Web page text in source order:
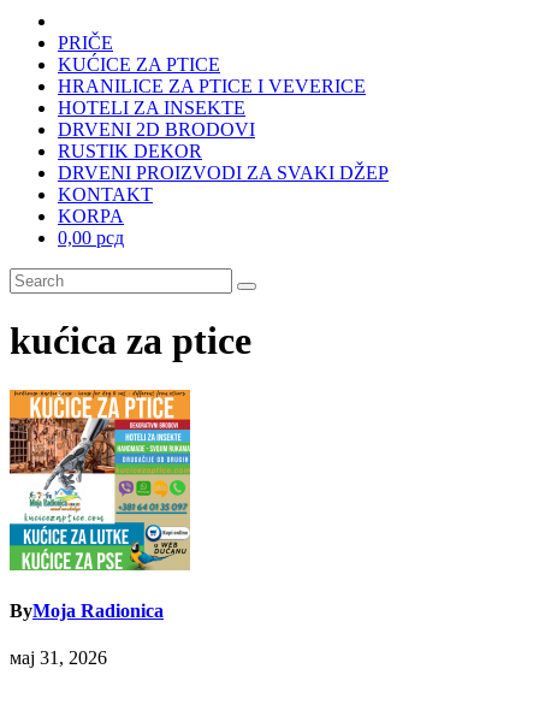
PRIČE
KUĆICE ZA PTICE
HRANILICE ZA PTICE I VEVERICE
HOTELI ZA INSEKTE
DRVENI 2D BRODOVI
RUSTIK DEKOR
DRVENI PROIZVODI ZA SVAKI DŽEP
KONTAKT
KORPA
0,00 рсд
kućica za ptice
ByMoja Radionica
мај 31, 2026